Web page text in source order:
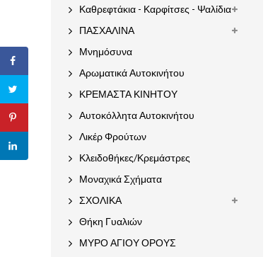
Καθρεφτάκια - Καρφίτσες - Ψαλίδια
ΠΑΣΧΑΛΙΝΑ
Μνημόσυνα
Αρωματικά Αυτοκινήτου
ΚΡΕΜΑΣΤΑ ΚΙΝΗΤΟΥ
Αυτοκόλλητα Αυτοκινήτου
Λικέρ Φρούτων
Κλειδοθήκες/Κρεμάστρες
Μοναχικά Σχήματα
ΣΧΟΛΙΚΑ
Θήκη Γυαλιών
ΜΥΡΟ ΑΓΙΟΥ ΟΡΟΥΣ